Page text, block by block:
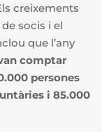
creixements
socis i el
que l’any
comptar
persones
i 85.000